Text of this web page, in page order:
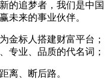
的追梦者，我们是中国
未来的事业伙伴。
金标人搭建财富平台；
专业、品质的代名词；
离、断后路。